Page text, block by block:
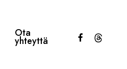
Ota
yhteyttä facebookthreads